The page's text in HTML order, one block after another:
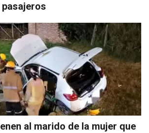
al marido de la mujer que